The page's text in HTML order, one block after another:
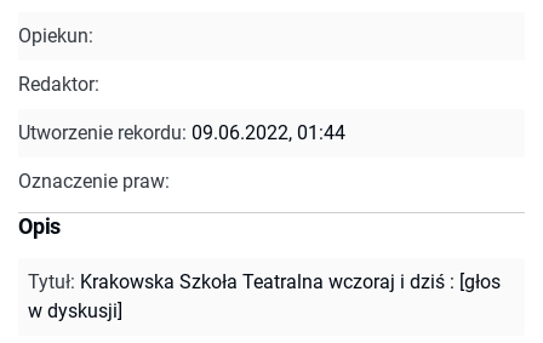
Opiekun:
Redaktor:
Utworzenie rekordu: 09.06.2022, 01:44
Oznaczenie praw:
Opis
Tytuł: Krakowska Szkoła Teatralna wczoraj i dziś : [głos
w dyskusji]